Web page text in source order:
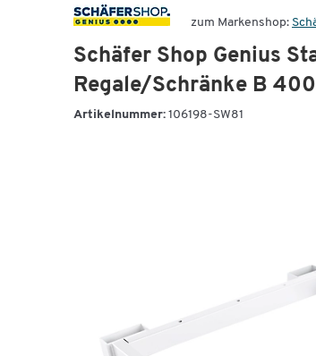
zum Markenshop:
Schäfer Shop Genius
Regale/Schränke B
Artikelnummer: 106198-SW81